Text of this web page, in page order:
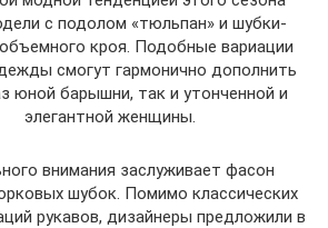
с подолом «тюльпан» и шубки-
кроя. Подобные вариации
смогут гармонично дополнить
юной барышни, так и утонченной и
элегантной женщины.
внимания заслуживает фасон
шубок. Помимо классических
рукавов, дизайнеры предложили в